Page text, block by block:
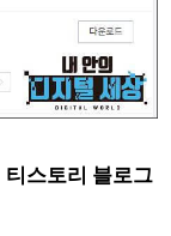
티스토리 블로그